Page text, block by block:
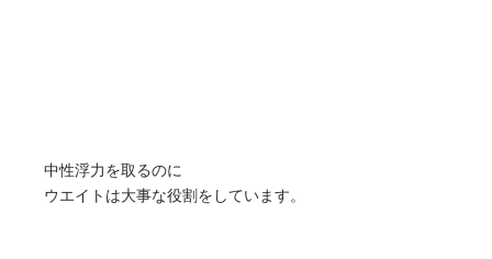
中性浮力を取るのに
ウエイトは大事な役割をしています。